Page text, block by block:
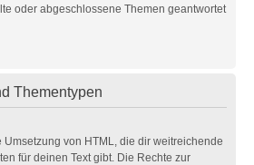
oder abgeschlossene Themen geantwortet
Thementypen
von HTML, die dir weitreichende
für deinen Text gibt. Die Rechte zur